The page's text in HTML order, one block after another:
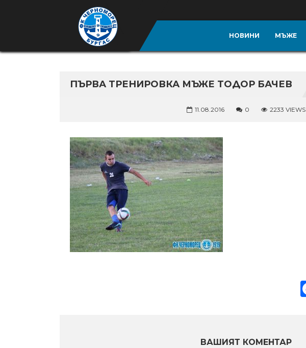
НОВИНИ МЪЖЕ
ПЪРВА ТРЕНИРОВКА МЪЖЕ ТОДОР БАЧЕВ
11.08.2016 0 2233 VIEWS
ВАШИЯТ КОМЕНТАР